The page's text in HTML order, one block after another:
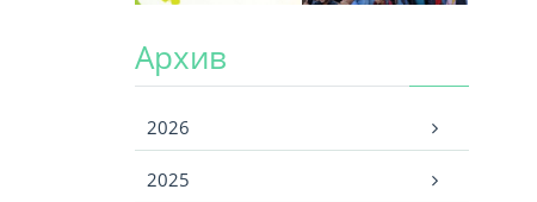
Архив
2026
2025